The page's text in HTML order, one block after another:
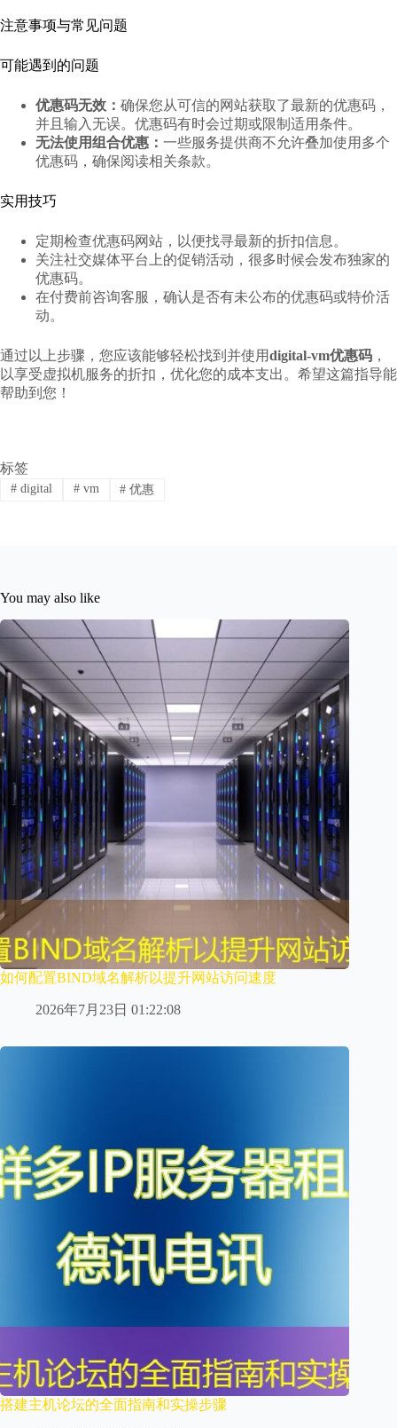
注意事项与常见问题
可能遇到的问题
优惠码无效： 确保您从可信的网站获取了最新的优惠码，
并且输入无误。优惠码有时会过期或限制适用条件。
无法使用组合优惠： 一些服务提供商不允许叠加使用多个
优惠码，确保阅读相关条款。
实用技巧
定期检查优惠码网站，以便找寻最新的折扣信息。
关注社交媒体平台上的促销活动，很多时候会发布独家的
优惠码。
在付费前咨询客服，确认是否有未公布的优惠码或特价活
动。
通过以上步骤，您应该能够轻松找到并使用digital-vm优惠码 ，
以享受虚拟机服务的折扣，优化您的成本支出。希望这篇指导能
帮助到您！
标签
#digital #vm # 优惠
You may also like
如何配置BIND域名解析以提升网站访问速度
2026年7月23日 01:22:08
搭建主机论坛的全面指南和实操步骤